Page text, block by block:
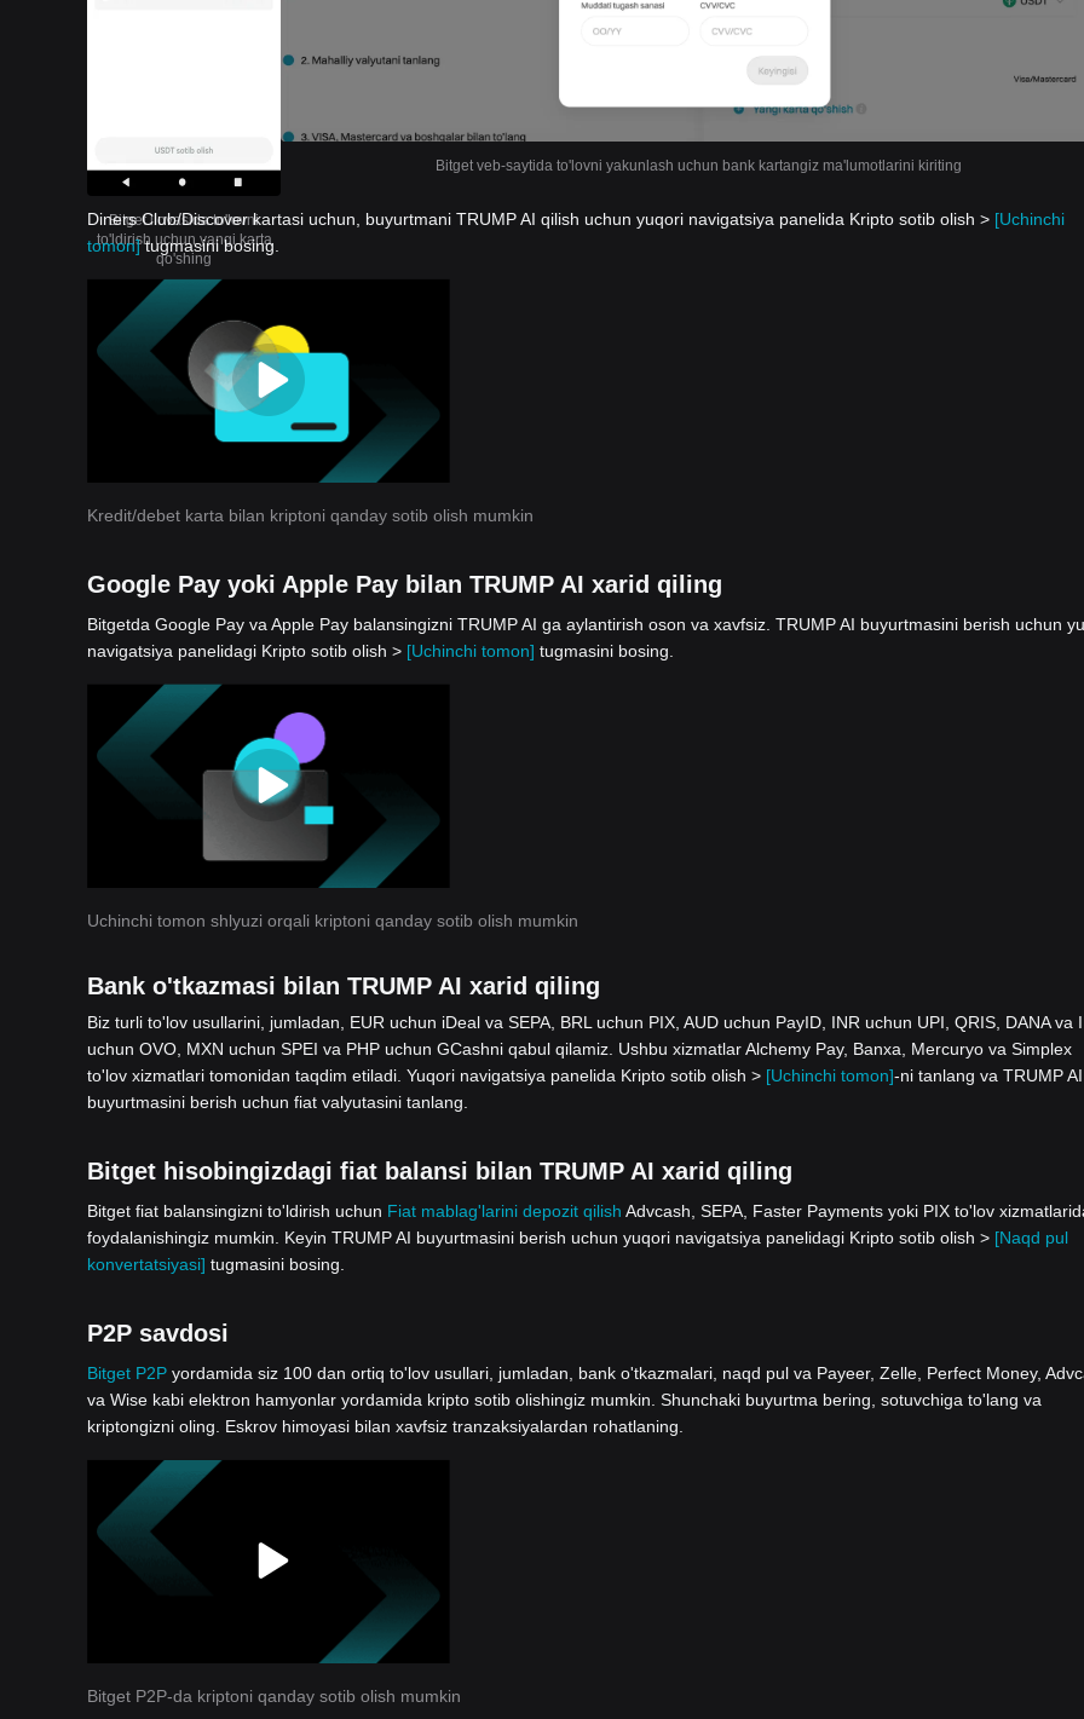
Bitget ilovasida to'lovni
to'ldirish uchun yangi karta
qo'shing
Bitget veb-saytida to'lovni yakunlash uchun bank kartangiz ma'lumotlarini kiriting
Diners Club/Discover kartasi uchun, buyurtmani TRUMP AI qilish uchun yuqori navigatsiya panelida Kripto sotib olish > [Uchinchi
tomon]tugmasini bosing.
Kredit/debet karta bilan kriptoni qanday sotib olish mumkin
Google Pay yoki Apple Pay bilan TRUMP AI xarid qiling
Bitgetda Google Pay va Apple Pay balansingizni TRUMP AI ga aylantirish oson va xavfsiz. TRUMP AI buyurtmasini berish uchun
navigatsiya panelidagi Kripto sotib olish > [Uchinchi tomon] tugmasini bosing.
Uchinchi tomon shlyuzi orqali kriptoni qanday sotib olish mumkin
Bank o'tkazmasi bilan TRUMP AI xarid qiling
Biz turli to'lov usullarini, jumladan, EUR uchun iDeal va SEPA, BRL uchun PIX, AUD uchun PayID, INR uchun UPI, QRIS, DANA va
uchun OVO, MXN uchun SPEI va PHP uchun GCashni qabul qilamiz. Ushbu xizmatlar Alchemy Pay, Banxa, Mercuryo va Simplex
to'lov xizmatlari tomonidan taqdim etiladi. Yuqori navigatsiya panelida Kripto sotib olish > [Uchinchi tomon]-ni tanlang va TRUMP AI
buyurtmasini berish uchun fiat valyutasini tanlang.
Bitget hisobingizdagi fiat balansi bilan TRUMP AI xarid qiling
Bitget fiat balansingizni to'ldirish uchun Fiat mablag'larini depozit qilish Advcash, SEPA, Faster Payments yoki PIX to'lov
foydalanishingiz mumkin. Keyin TRUMP AI buyurtmasini berish uchun yuqori navigatsiya panelidagi Kripto sotib olish > [Naqd pul
konvertatsiyasi] tugmasini bosing.
P2P savdosi
Bitget P2P yordamida siz 100 dan ortiq to'lov usullari, jumladan, bank o'tkazmalari, naqd pul va Payeer, Zelle, Perfect Money,
va Wise kabi elektron hamyonlar yordamida kripto sotib olishingiz mumkin. Shunchaki buyurtma bering, sotuvchiga to'lang va
kriptongizni oling. Eskrov himoyasi bilan xavfsiz tranzaksiyalardan rohatlaning.
Bitget P2P-da kriptoni qanday sotib olish mumkin